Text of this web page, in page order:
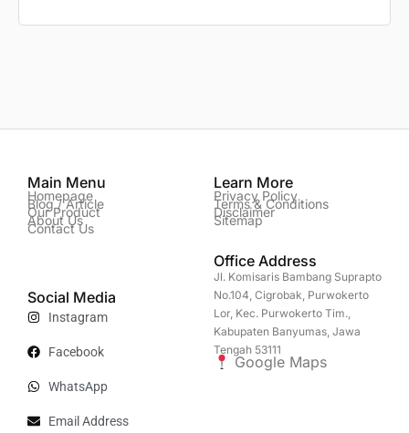
Main Menu
Homepage
Blog / Article
Our Product
About Us
Contact Us
Learn More
Privacy Policy
Terms & Conditions
Disclaimer
Sitemap
Social Media
Instagram
Facebook
WhatsApp
Email Address
Office Address
Jl. Komisaris Bambang Suprapto
No.104, Cigrobak, Purwokerto
Lor, Kec. Purwokerto Tim.,
Kabupaten Banyumas, Jawa
Tengah 53111
Google Maps